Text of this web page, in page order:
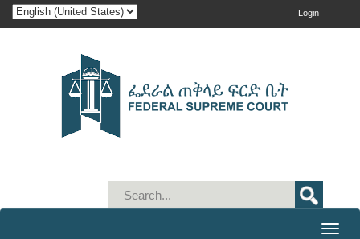
Login
Toggle